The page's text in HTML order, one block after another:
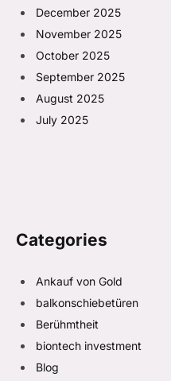
December 2025
November 2025
October 2025
September 2025
August 2025
July 2025
Categories
Ankauf von Gold
balkonschiebetüren
Berühmtheit
biontech investment
Blog